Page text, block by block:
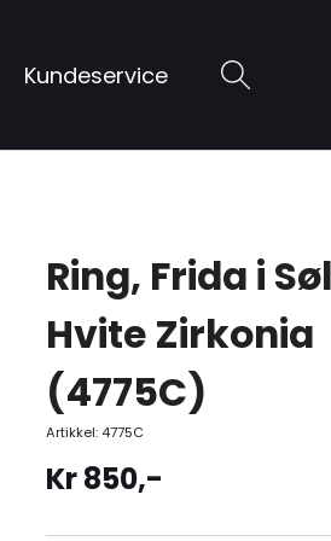
Kundeservice
Ring, Frida i
Hvite Zirkonia
(4775C)
Artikkel: 4775C
Kr850,-